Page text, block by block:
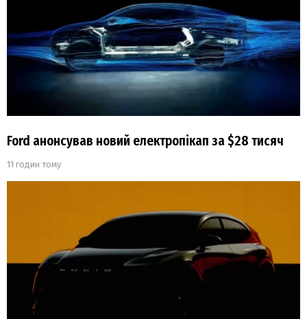
Ford анонсував новий електропікап за $28 тисяч
11 годин тому